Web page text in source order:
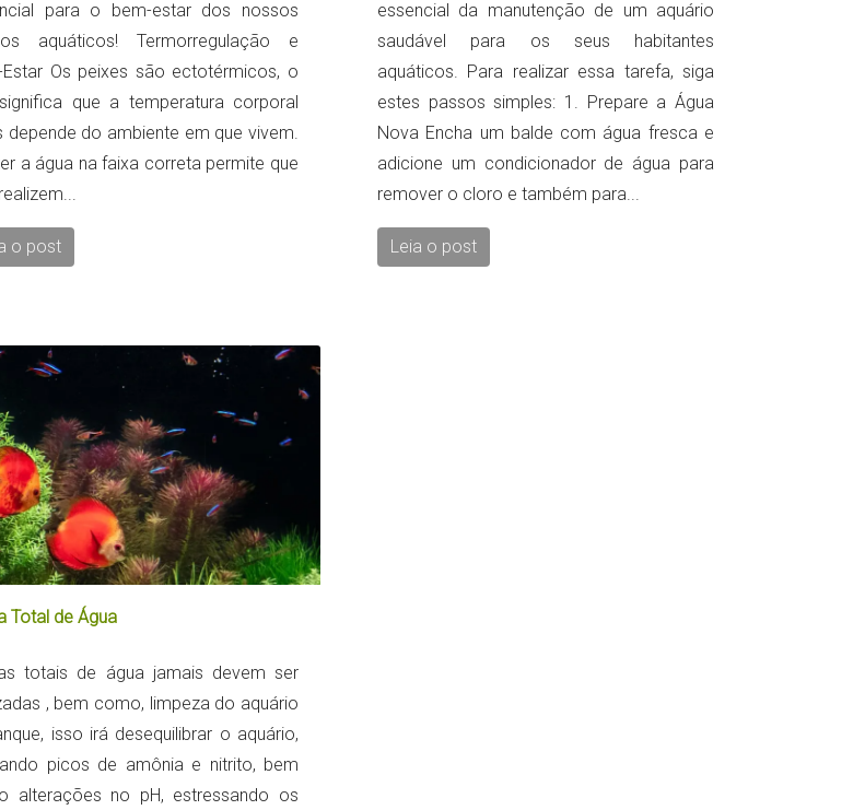
para o bem-estar dos nossos
aquáticos! Termorregulação e
Estar Os peixes são ectotérmicos, o
que a temperatura corporal
depende do ambiente em que vivem.
a água na faixa correta permite que
o post
essencial da manutenção de um aquário
saudável para os seus habitantes
aquáticos. Para realizar essa tarefa, siga
estes passos simples: 1. Prepare a Água
Nova Encha um balde com água fresca e
adicione um condicionador de água para
remover o cloro e também para...
Leia o post
Total de Água
totais de água jamais devem ser
, bem como, limpeza do aquário
isso irá desequilibrar o aquário,
picos de amônia e nitrito, bem
alterações no pH, estressando os